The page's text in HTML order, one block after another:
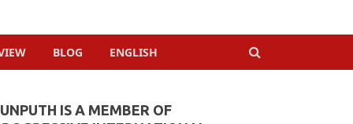
BLOG ENGLISH
IS A MEMBER OF